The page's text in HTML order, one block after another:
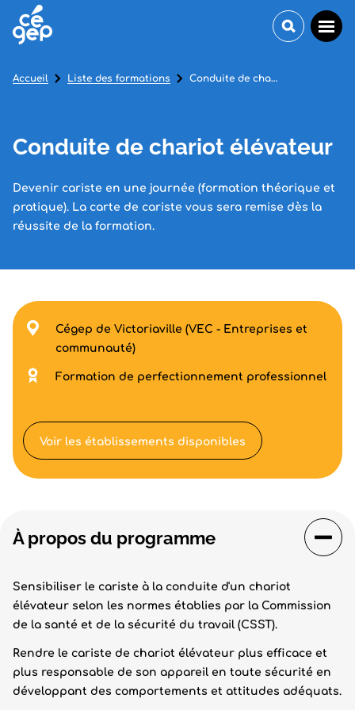
Conduite de chariot élévateur
Devenir cariste en une journée (formation théorique et
pratique). La carte de cariste vous sera remise dès la
réussite de la formation.
Accueil Liste des formations Conduite de chariot élévateur
À propos du programme
Sensibiliser le cariste à la conduite d'un chariot
élévateur selon les normes établies par la Commission
de la santé et de la sécurité du travail (CSST).
Rendre le cariste de chariot élévateur plus efficace et
plus responsable de son appareil en toute sécurité en
développant des comportements et attitudes adéquats.
Cégep de Victoriaville (VEC - Entreprises et
communauté)
Formation de perfectionnement professionnel
Voir les établissements disponibles